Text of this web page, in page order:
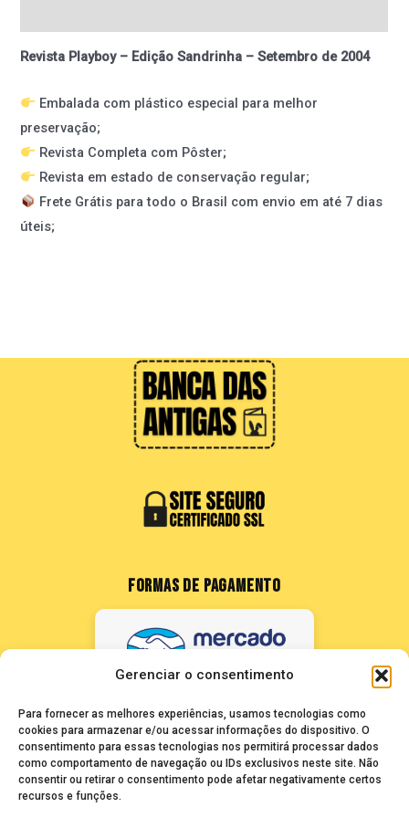
Gerenciar o consentimento
Para fornecer as melhores experiências, usamos tecnologias como
cookies para armazenar e/ou acessar informações do dispositivo. O
consentimento para essas tecnologias nos permitirá processar dados
como comportamento de navegação ou IDs exclusivos neste site. Não
consentir ou retirar o consentimento pode afetar negativamente certos
recursos e funções.
Revista Playboy – Edição Sandrinha – Setembro de 2004
Embalada com plástico especial para melhor
preservação;
Revista Completa com Pôster;
Revista em estado de conservação regular;
Frete Grátis para todo o Brasil com envio em até 7 dias
úteis;
FORMAS DE PAGAMENTO
FALE CONOSCO